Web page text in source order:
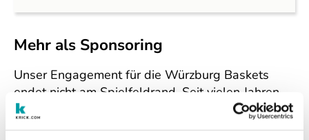
Mehr als Sponsoring
Unser Engagement für die Würzburg Baskets
endet nicht am Spielfeldrand. Seit vielen Jahren
bringen wir auch unsere digitale Kompetenz in die
Partnerschaft ein. Dazu gehören unter anderem